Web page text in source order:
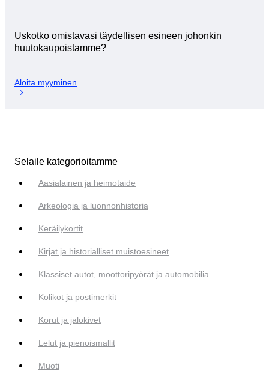
Uskotko omistavasi täydellisen esineen johonkin
huutokaupoistamme?
Aloita myyminen
Selaile kategorioitamme
Aasialainen ja heimotaide
Arkeologia ja luonnonhistoria
Keräilykortit
Kirjat ja historialliset muistoesineet
Klassiset autot, moottoripyörät ja automobilia
Kolikot ja postimerkit
Korut ja jalokivet
Lelut ja pienoismallit
Muoti